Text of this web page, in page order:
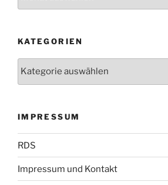
KATEGORIEN
IMPRESSUM
RDS
Impressum und Kontakt